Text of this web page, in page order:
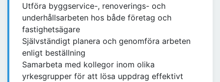
Utföra byggservice-, renoverings- och
underhållsarbeten hos både företag och
fastighetsägare
Självständigt planera och genomföra arbeten
enligt beställning
Samarbeta med kollegor inom olika
yrkesgrupper för att lösa uppdrag effektivt